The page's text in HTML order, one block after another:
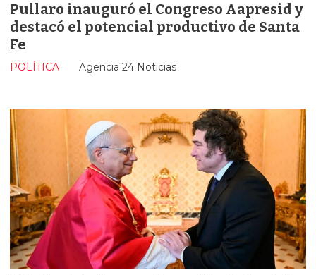
Pullaro inauguró el Congreso Aapresid y
destacó el potencial productivo de Santa
Fe
Agencia 24 Noticias
POLÍTICA